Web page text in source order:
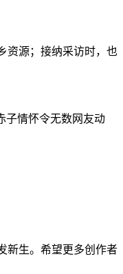
资源；接纳采访时，也
子情怀令无数网友动
新生。希望更多创作者